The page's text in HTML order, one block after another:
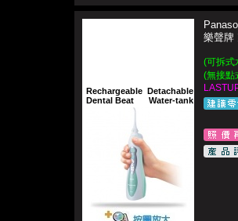
Rechargeable
Dental Beat
Detachable
Water-tank
樂聲牌
(可拆式
(無接點